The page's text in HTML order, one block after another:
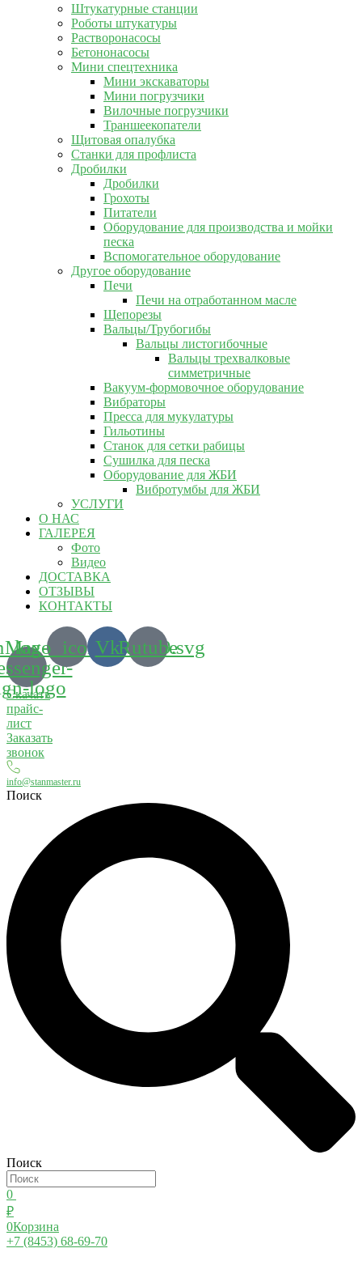
Штукатурные станции
Роботы штукатуры
Растворонасосы
Бетононасосы
Мини спецтехника
Мини экскаваторы
Мини погрузчики
Вилочные погрузчики
Траншеекопатели
Щитовая опалубка
Станки для профлиста
Дробилки
Дробилки
Грохоты
Питатели
Оборудование для производства и мойки
песка
Вспомогательное оборудование
Другое оборудование
Печи
Печи на отработанном масле
Щепорезы
Вальцы/Трубогибы
Вальцы листогибочные
Вальцы трехвалковые
симметричные
Вакуум-формовочное оборудование
Вибраторы
Пресса для мукулатуры
Гильотины
Станок для сетки рабицы
Сушилка для песка
Оборудование для ЖБИ
Вибротумбы для ЖБИ
УСЛУГИ
О НАС
ГАЛЕРЕЯ
Фото
Видео
ДОСТАВКА
ОТЗЫВЫ
КОНТАКТЫ
Max-
logo
VkRutube
Скачать
прайс-
лист
Заказать
звонок
info@stanmaster.ru
Поиск
Поиск
0
₽
0Корзина
+7 (8453) 68-69-70